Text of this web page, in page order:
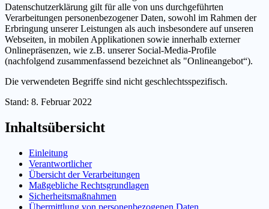
Datenschutzerklärung gilt für alle von uns durchgeführten
Verarbeitungen personenbezogener Daten, sowohl im Rahmen der
Erbringung unserer Leistungen als auch insbesondere auf unseren
Webseiten, in mobilen Applikationen sowie innerhalb externer
Onlinepräsenzen, wie z.B. unserer Social-Media-Profile
(nachfolgend zusammenfassend bezeichnet als "Onlineangebot“).
Die verwendeten Begriffe sind nicht geschlechtsspezifisch.
Stand: 8. Februar 2022
Inhaltsübersicht
Einleitung
Verantwortlicher
Übersicht der Verarbeitungen
Maßgebliche Rechtsgrundlagen
Sicherheitsmaßnahmen
Übermittlung von personenbezogenen Daten